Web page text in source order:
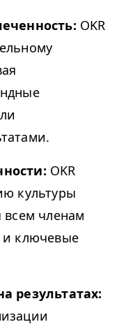
OKR
OKR
культуры
всем членам
и ключевые
результатах: